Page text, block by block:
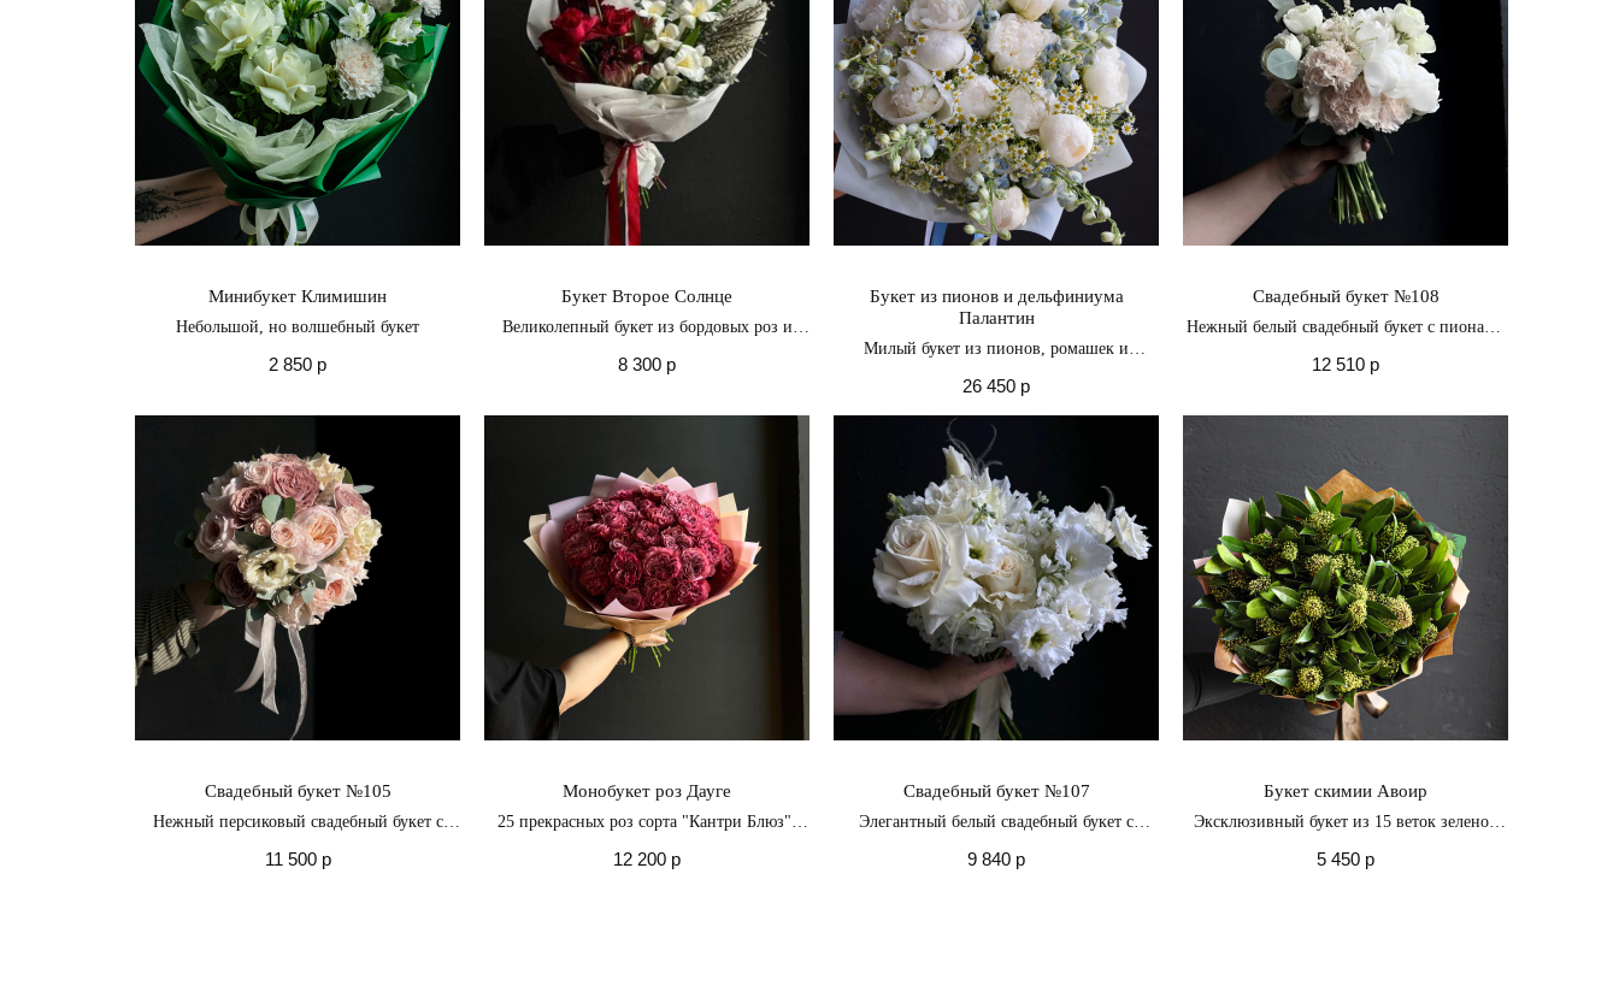
Минибукет Климишин
Небольшой, но волшебный букет
2 850 р
Букет Второе Солнце
Великолепный букет из бордовых роз и
8 300 р
Букет из пионов и дельфиниума
Палантин
Милый букет из пионов, ромашек и
26 450 р
Свадебный букет №108
Нежный белый свадебный букет с пионами
12 510 р
Свадебный букет №105
Нежный персиковый свадебный букет с
11 500 р
Монобукет роз Дауге
25 прекрасных роз сорта "Кантри Блюз",
12 200 р
Свадебный букет №107
Элегантный белый свадебный букет с
9 840 р
Букет скимии Авоир
Эксклюзивный букет из 15 веток зеленой
нежности и изысканной красоты
5 450 р